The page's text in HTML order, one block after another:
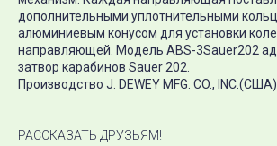
дополнительными уплотнительными
алюминиевым конусом для установки
направляющей. Модель ABS-3Sauer202
затвор карабинов Sauer 202.
Производство J. DEWEY MFG. CO., INC.(США)
РАССКАЗАТЬ ДРУЗЬЯМ!